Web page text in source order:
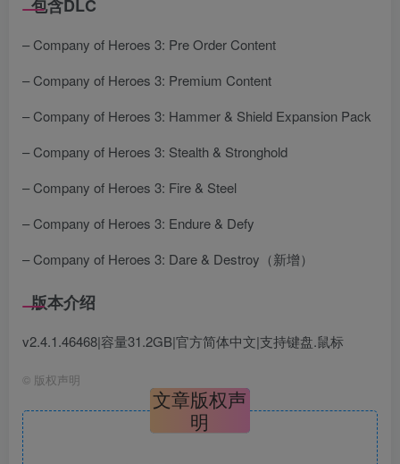
包含DLC
– Company of Heroes 3: Pre Order Content
– Company of Heroes 3: Premium Content
– Company of Heroes 3: Hammer & Shield Expansion Pack
– Company of Heroes 3: Stealth & Stronghold
– Company of Heroes 3: Fire & Steel
– Company of Heroes 3: Endure & Defy
– Company of Heroes 3: Dare & Destroy（新增）
版本介绍
v2.4.1.46468|容量31.2GB|官方简体中文|支持键盘.鼠标
© 版权声明
文章版权声
明